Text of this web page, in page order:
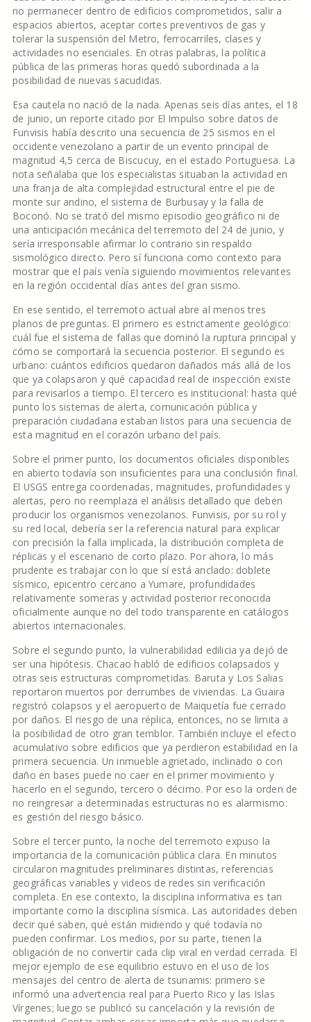
no permanecer dentro de edificios comprometidos, salir a
espacios abiertos, aceptar cortes preventivos de gas y
tolerar la suspensión del Metro, ferrocarriles, clases y
actividades no esenciales. En otras palabras, la política
pública de las primeras horas quedó subordinada a la
posibilidad de nuevas sacudidas.
Esa cautela no nació de la nada. Apenas seis días antes, el 18
de junio, un reporte citado por El Impulso sobre datos de
Funvisis había descrito una secuencia de 25 sismos en el
occidente venezolano a partir de un evento principal de
magnitud 4,5 cerca de Biscucuy, en el estado Portuguesa. La
nota señalaba que los especialistas situaban la actividad en
una franja de alta complejidad estructural entre el pie de
monte sur andino, el sistema de Burbusay y la falla de
Boconó. No se trató del mismo episodio geográfico ni de
una anticipación mecánica del terremoto del 24 de junio, y
sería irresponsable afirmar lo contrario sin respaldo
sismológico directo. Pero sí funciona como contexto para
mostrar que el país venía siguiendo movimientos relevantes
en la región occidental días antes del gran sismo.
En ese sentido, el terremoto actual abre al menos tres
planos de preguntas. El primero es estrictamente geológico:
cuál fue el sistema de fallas que dominó la ruptura principal y
cómo se comportará la secuencia posterior. El segundo es
urbano: cuántos edificios quedaron dañados más allá de los
que ya colapsaron y qué capacidad real de inspección existe
para revisarlos a tiempo. El tercero es institucional: hasta qué
punto los sistemas de alerta, comunicación pública y
preparación ciudadana estaban listos para una secuencia de
esta magnitud en el corazón urbano del país.
Sobre el primer punto, los documentos oficiales disponibles
en abierto todavía son insuficientes para una conclusión final.
El USGS entrega coordenadas, magnitudes, profundidades y
alertas, pero no reemplaza el análisis detallado que deben
producir los organismos venezolanos. Funvisis, por su rol y
su red local, debería ser la referencia natural para explicar
con precisión la falla implicada, la distribución completa de
réplicas y el escenario de corto plazo. Por ahora, lo más
prudente es trabajar con lo que sí está anclado: doblete
sísmico, epicentro cercano a Yumare, profundidades
relativamente someras y actividad posterior reconocida
oficialmente aunque no del todo transparente en catálogos
abiertos internacionales.
Sobre el segundo punto, la vulnerabilidad edilicia ya dejó de
ser una hipótesis. Chacao habló de edificios colapsados y
otras seis estructuras comprometidas. Baruta y Los Salias
reportaron muertos por derrumbes de viviendas. La Guaira
registró colapsos y el aeropuerto de Maiquetía fue cerrado
por daños. El riesgo de una réplica, entonces, no se limita a
la posibilidad de otro gran temblor. También incluye el efecto
acumulativo sobre edificios que ya perdieron estabilidad en la
primera secuencia. Un inmueble agrietado, inclinado o con
daño en bases puede no caer en el primer movimiento y
hacerlo en el segundo, tercero o décimo. Por eso la orden de
no reingresar a determinadas estructuras no es alarmismo:
es gestión del riesgo básico.
Sobre el tercer punto, la noche del terremoto expuso la
importancia de la comunicación pública clara. En minutos
circularon magnitudes preliminares distintas, referencias
geográficas variables y videos de redes sin verificación
completa. En ese contexto, la disciplina informativa es tan
importante como la disciplina sísmica. Las autoridades deben
decir qué saben, qué están midiendo y qué todavía no
pueden confirmar. Los medios, por su parte, tienen la
obligación de no convertir cada clip viral en verdad cerrada. El
mejor ejemplo de ese equilibrio estuvo en el uso de los
mensajes del centro de alerta de tsunamis: primero se
informó una advertencia real para Puerto Rico y las Islas
Vírgenes; luego se publicó su cancelación y la revisión de